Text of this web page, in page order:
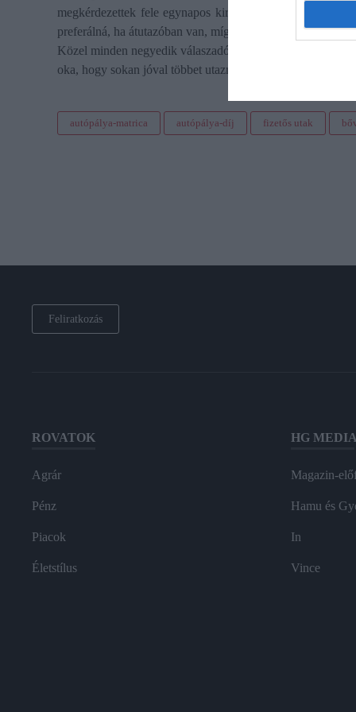
megkérdezettek fele egynapos kirándulások, utazások
preferálná, ha átutazóban van, míg 8 százalék abban az
Közel minden negyedik válaszadó viszont semmilyen
oka, hogy sokan jóval többet utaznak, így jobban megéri
autópálya-matrica autópálya-díj fizetős utak
Feliratkozás
ROVATOK
Agrár
Pénz
Piacok
Életstílus
HG MEDIA
Magazin-
Hamu és
In
Vince